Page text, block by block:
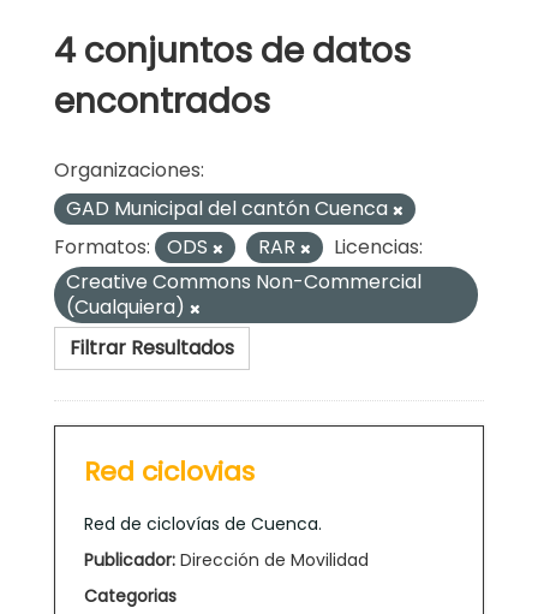
4 conjuntos de datos
encontrados
Organizaciones:
GAD Municipal del cantón Cuenca
Formatos:
ODS RAR
Licencias:
Creative Commons Non-Commercial
(Cualquiera)
Filtrar Resultados
Red ciclovias
Red de ciclovías de Cuenca.
Publicador: Dirección de Movilidad
Categorias